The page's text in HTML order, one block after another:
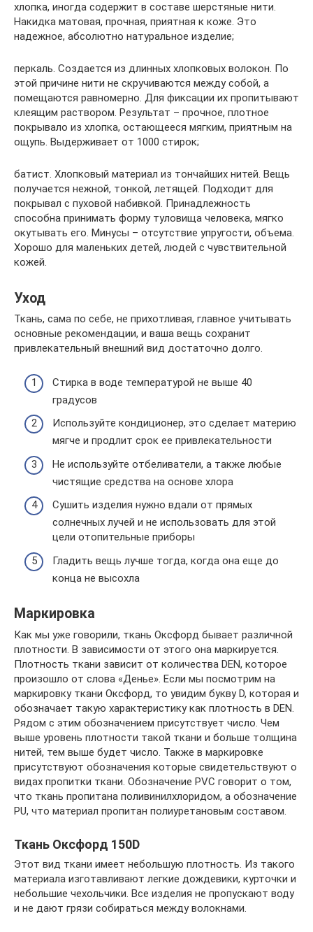
хлопка, иногда содержит в составе шерстяные нити.
Накидка матовая, прочная, приятная к коже. Это
надежное, абсолютно натуральное изделие;
перкаль. Создается из длинных хлопковых волокон. По
этой причине нити не скручиваются между собой, а
помещаются равномерно. Для фиксации их пропитывают
клеящим раствором. Результат – прочное, плотное
покрывало из хлопка, остающееся мягким, приятным на
ощупь. Выдерживает от 1000 стирок;
батист. Хлопковый материал из тончайших нитей. Вещь
получается нежной, тонкой, летящей. Подходит для
покрывал с пуховой набивкой. Принадлежность
способна принимать форму туловища человека, мягко
окутывать его. Минусы – отсутствие упругости, объема.
Хорошо для маленьких детей, людей с чувствительной
кожей.
Уход
Ткань, сама по себе, не прихотливая, главное учитывать
основные рекомендации, и ваша вещь сохранит
привлекательный внешний вид достаточно долго.
Стирка в воде температурой не выше 40
градусов
Используйте кондиционер, это сделает материю
мягче и продлит срок ее привлекательности
Не используйте отбеливатели, а также любые
чистящие средства на основе хлора
Сушить изделия нужно вдали от прямых
солнечных лучей и не использовать для этой
цели отопительные приборы
Гладить вещь лучше тогда, когда она еще до
конца не высохла
Маркировка
Как мы уже говорили, ткань Оксфорд бывает различной
плотности. В зависимости от этого она маркируется.
Плотность ткани зависит от количества DEN, которое
произошло от слова «Денье». Если мы посмотрим на
маркировку ткани Оксфорд, то увидим букву D, которая и
обозначает такую характеристику как плотность в DEN.
Рядом с этим обозначением присутствует число. Чем
выше уровень плотности такой ткани и больше толщина
нитей, тем выше будет число. Также в маркировке
присутствуют обозначения которые свидетельствуют о
видах пропитки ткани. Обозначение PVC говорит о том,
что ткань пропитана поливинилхлоридом, а обозначение
PU, что материал пропитан полиуретановым составом.
Ткань Оксфорд 150D
Этот вид ткани имеет небольшую плотность. Из такого
материала изготавливают легкие дождевики, курточки и
небольшие чехольчики. Все изделия не пропускают воду
и не дают грязи собираться между волокнами.